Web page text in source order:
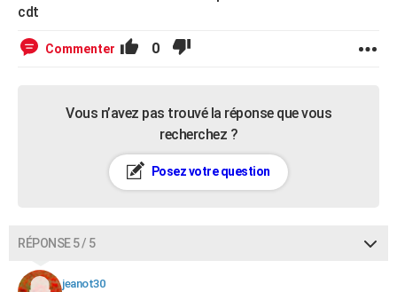
cdt
Commenter 0
Vous n’avez pas trouvé la réponse que vous
recherchez ?
Posez votre question
RÉPONSE 5 / 5
jeanot30